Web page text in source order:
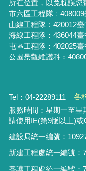
所在位置，以免耽誤您
市六區工程隊：
山線工程隊：420012
海線工程隊：436044
屯區工程隊：402025臺
公園景觀維護科：
Tel：04-22289111 各
服務時間：星期一至星
請使用IE(第9版以上)
建設局統一編號：
新建工程處統一編號 ：
養護工程處統一編號 ：